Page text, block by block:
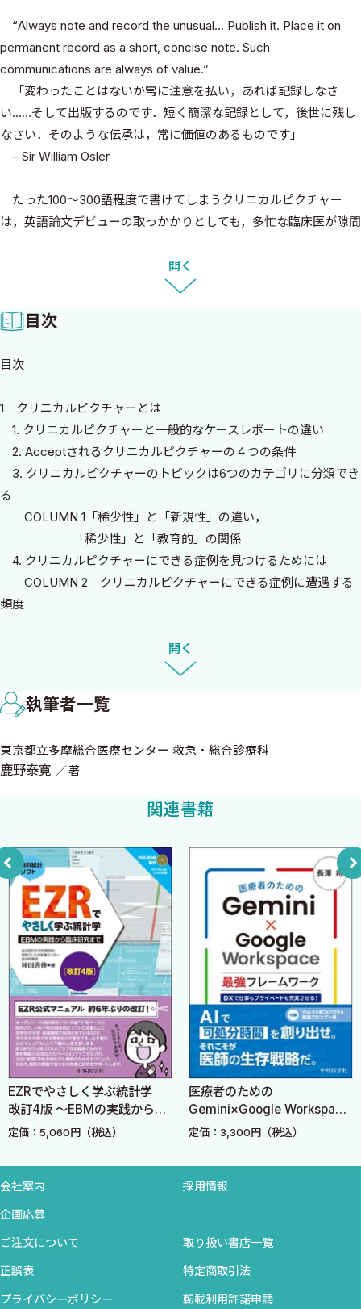
“Always note and record the unusual... Publish it. Place it on
permanent record as a short, concise note. Such
communications are always of value.”
「変わったことはないか常に注意を払い，あれば記録しなさ
い……そして出版するのです．短く簡潔な記録として，後世に残し
なさい．そのような伝承は，常に価値のあるものです」
– Sir William Osler
たった100〜300語程度で書けてしまうクリニカルピクチャー
は，英語論文デビューの取っかかりとしても，多忙な臨床医が隙間
訓的な症例をエビデンスを交えてコンパクトにまとめ，論文として
形に残す．個人の経験を世界の知的財産に昇華できることはもち
ろん，他人にその意義が理解できるようにわかりやすく文章を書
くことは，自分自身の症例に対する理解を十分に得られたことの
そんな素晴らしいクリニカルピクチャーですが，問題はその書き
店の医学書の学術コーナーを見ても，論文指南書はたくさんありま
すが，その多くは臨床研究を対象としたものです．一部に症例報告
を扱った書籍もありますが，クリニカルピクチャーに関して十分
な解説をしている書籍はこれまでありませんでした．
本書はクリニカルピクチャーを書くことに特化した初の書籍で
す．論文を一度も書いたことがなく，英語が苦手で，周りに良い指
導者がいないとしても，大丈夫です！ 本書があれば，一人でクリ
ニカルピクチャーを書き，海外誌に論文をAcceptさせることがで
きるようになります．
的な症例をクリニカルピクチャーとして医学雑誌に投稿し，学習
したことを形に残すことを繰り返してきました．ベッドサイドで
患者さんから得た学びや感動を形に残しつつ，一人の臨床医の足跡
です．症例を経験し，文献を読んで学びを深め，その学びをクリニ
カルピクチャーとして論文報告し学びの足跡として刻印するとい
慣となり，気付くとクリニカルピクチャーの掲載数は50本近くに
ナルへの掲載も含まれます．出版を重ねていくうち，知り合いの
先生からクリニカルピクチャーについて相談されたり，共著での
指導を依頼されたりするようになりました．そうして共著してき
た論文のほとんども海外誌にAcceptされた経験から，自分のクリ
ニカルピクチャーの作成ノウハウは他の医師にも役立つものと確
信し，本書を書くことにしました．
本書は，クリニカルピクチャーはもちろん，論文自体を一度も
書いたことがない初学者を念頭に置いて書きましたが，既に何度
かクリニカルピクチャーの執筆経験がある指導医にとっても十分参
考になる内容だと自負しています．読者の症例がAcceptされるこ
とが本書のゴールと考え，実践的な内容に絞って記載することを
心がけました．先生方の臨床経験と患者さんの闘いの記録が，ク
リニカルピクチャーという形で昇華され，貴重な臨床記録として
ています．
最後になりますが，論文執筆のいろはを教えていただいた原田侑
典先生，本田仁先生，英語の相談に度々乗ってくれた唐木田恵先
生，本書の執筆を後押ししてくださった綿貫聡先生，そして中外
開く
目次
目次
1 クリニカルピクチャーとは
1. クリニカルピクチャーと一般的なケースレポートの違い
2. Acceptされるクリニカルピクチャーの４つの条件
3. クリニカルピクチャーのトピックは6つのカテゴリに分類でき
る
COLUMN 1「稀少性」と「新規性」の違い，
「稀少性」と「教育的」の関係
4. クリニカルピクチャーにできる症例を見つけるためには
COLUMN 2 クリニカルピクチャーにできる症例に遭遇する
頻度
2. 同意書を取る際に気を付けること
3. 同意書の書式は何を使うか
COLUMN 3「医学論文は医者くらいしか読みません」のウソ
2. 投稿先を選ぶ
COLUMN 4 Rejectされて良かった……
COLUMN 5 慣れてきたら専門ジャーナルも選択肢に
3. 文献リサーチで「過去問研究」を行う
4. 材料となるエビデンスを集める
4 原稿を書こう
1. タイトルページを書く
2. Case presentationを書く
COLUMN 6 英語を書くのにChatGPTをフル活用しよう
3. Discussionを書く
COLUMN 7 長めのDiscussionを書く時はパラグラフライテ
ィングを意識しよう
4. Referenceを書く
6. 完成原稿の例
5 Figureを準備しよう
1. Figureの元画像を準備する
3. 「300 dpi問題」の解決方法
4. 適切なトリミング
開く
執筆者一覧
東京都立多摩総合医療センター 救急・総合診療科
鹿野泰寛 著
関連書籍
EZRでやさしく学ぶ統計学
改訂4版 〜EBMの実践から臨
床研究まで〜
定価：5,060円（税込）
医療者のための
Gemini×Google Workspace
最強フレームワーク DXで仕
る！
定価：3,300円（税込）
会社案内 採用情報
企画応募
ご注文について 取り扱い書店一覧
正誤表 特定商取引法
プライバシーポリシー 転載利用許諾申請